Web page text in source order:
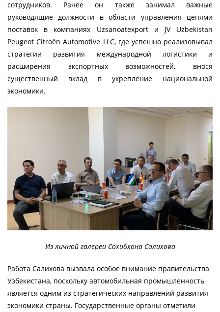
сотрудников. Ранее он также занимал важные
руководящие должности в области управления цепями
поставок в компаниях Uzsanoatexport и JV Uzbekistan
Peugeot Citroën Automotive LLC, где успешно реализовывал
стратегии развития международной логистики и
расширения экспортных возможностей, внося
существенный вклад в укрепление национальной
экономики.
Из личной галереи Сохибхона Салихова
Работа Салихова вызвала особое внимание правительства
Узбекистана, поскольку автомобильная промышленность
является одним из стратегических направлений развития
экономики страны. Государственные органы отметили